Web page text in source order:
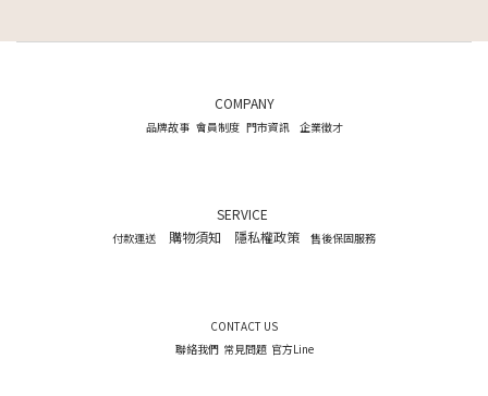
COMPANY
品牌故事 會員制度 門市資訊 企業徵才
SERVICE
付款運送 購物須知 隱私權政策 售後保固服務
CONTACT US
聯絡我們 常見問題 官方Line